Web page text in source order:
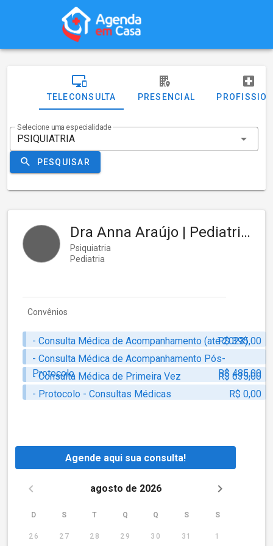
TELECONSULTA PRESENCIAL
Selecione uma especialidade
PESQUISAR
Dra Anna Araújo | Pediatria & Psiquiatria (infantil e aulto)
Psiquiatria
Pediatria
Convênios
- Consulta Médica de Acompanhamento (até 2023)
R$ 395,00
- Consulta Médica de Acompanhamento Pós-
Protocolo
R$ 485,00
- Consulta Médica de Primeira Vez
R$ 635,00
- Protocolo - Consultas Médicas
R$ 0,00
Agende aqui sua consulta!
agosto de 2026
D S T Q Q S S
26 27 28 29 30 31 1